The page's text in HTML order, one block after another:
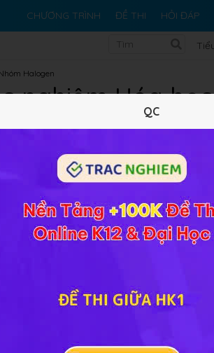
CHƯƠNG TRÌNH ĐỀ THI HỎI ĐÁP
Halogen
nghiệm Hóa
Flo - Brom - Iot - Hóa học 10
bài học.
QC